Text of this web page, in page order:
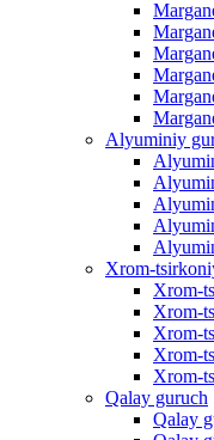
Alyuminiy
Xrom-
Xrom-
Xrom-
Xrom-
Xrom-
Xrom-
Qalay guruch
Qalay